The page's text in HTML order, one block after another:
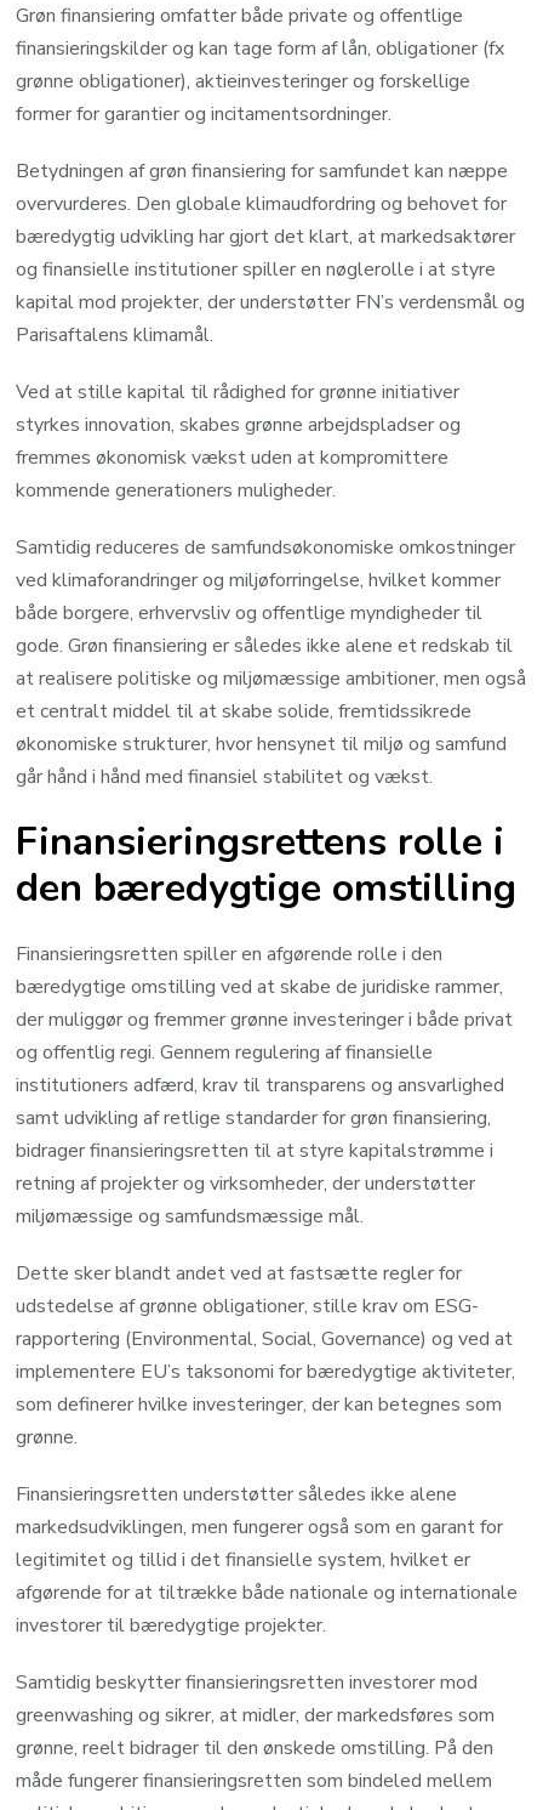
Grøn finansiering omfatter både private og offentlige
finansieringskilder og kan tage form af lån, obligationer (fx
grønne obligationer), aktieinvesteringer og forskellige
former for garantier og incitamentsordninger.
Betydningen af grøn finansiering for samfundet kan næppe
overvurderes. Den globale klimaudfordring og behovet for
bæredygtig udvikling har gjort det klart, at markedsaktører
og finansielle institutioner spiller en nøglerolle i at styre
kapital mod projekter, der understøtter FN’s verdensmål og
Parisaftalens klimamål.
Ved at stille kapital til rådighed for grønne initiativer
styrkes innovation, skabes grønne arbejdspladser og
fremmes økonomisk vækst uden at kompromittere
kommende generationers muligheder.
Samtidig reduceres de samfundsøkonomiske omkostninger
ved klimaforandringer og miljøforringelse, hvilket kommer
både borgere, erhvervsliv og offentlige myndigheder til
gode. Grøn finansiering er således ikke alene et redskab til
at realisere politiske og miljømæssige ambitioner, men også
et centralt middel til at skabe solide, fremtidssikrede
økonomiske strukturer, hvor hensynet til miljø og samfund
går hånd i hånd med finansiel stabilitet og vækst.
Finansieringsrettens rolle i
den bæredygtige omstilling
Finansieringsretten spiller en afgørende rolle i den
bæredygtige omstilling ved at skabe de juridiske rammer,
der muliggør og fremmer grønne investeringer i både privat
og offentlig regi. Gennem regulering af finansielle
institutioners adfærd, krav til transparens og ansvarlighed
samt udvikling af retlige standarder for grøn finansiering,
bidrager finansieringsretten til at styre kapitalstrømme i
retning af projekter og virksomheder, der understøtter
miljømæssige og samfundsmæssige mål.
Dette sker blandt andet ved at fastsætte regler for
udstedelse af grønne obligationer, stille krav om ESG-
rapportering (Environmental, Social, Governance) og ved at
implementere EU’s taksonomi for bæredygtige aktiviteter,
som definerer hvilke investeringer, der kan betegnes som
grønne.
Finansieringsretten understøtter således ikke alene
markedsudviklingen, men fungerer også som en garant for
legitimitet og tillid i det finansielle system, hvilket er
afgørende for at tiltrække både nationale og internationale
investorer til bæredygtige projekter.
Samtidig beskytter finansieringsretten investorer mod
greenwashing og sikrer, at midler, der markedsføres som
grønne, reelt bidrager til den ønskede omstilling. På den
måde fungerer finansieringsretten som bindeled mellem